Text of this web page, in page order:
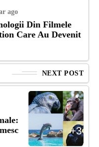
ago
Din Filmele
Care Au Devenit
NEXT POST